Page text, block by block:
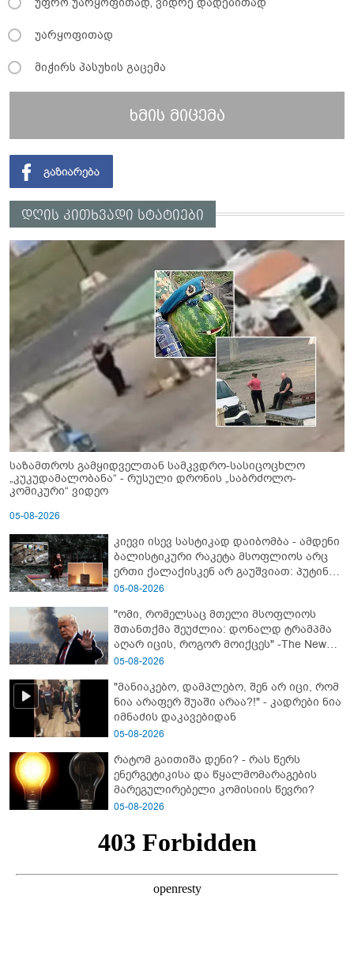
უარყოფითად
მიჭირს პასუხის გაცემა
ხმის მიცემა
დღის კითხვადი სტატიები
საზამთროს გამყიდველთან სამკვდრო-სასიცოცხლო
„კუკუდამალობანა“ - რუსული დრონის „საბრძოლო-
კომიკური“ ვიდეო
05-08-2026
კიევი ისევ სასტიკად დაიბომბა - ამდენი
ბალისტიკური რაკეტა მსოფლიოს არც
ერთი ქალაქისკენ არ გაუშვიათ: პუტინის
ახალი ანტირეკორდი
05-08-2026
"ომი, რომელსაც მთელი მსოფლიოს
შთანთქმა შეუძლია: დონალდ ტრამპმა
აღარ იცის, როგორ მოიქცეს" -The New
York Times
05-08-2026
"მანიაკებო, დამპლებო, შენ არ იცი, რომ
ნია არაფერ შუაში არაა?!" - კადრები ნია
იმნაძის დაკავებიდან
05-08-2026
რატომ გაითიშა დენი? - რას წერს
ენერგეტიკისა და წყალმომარაგების
მარეგულირებელი კომისიის წევრი?
05-08-2026